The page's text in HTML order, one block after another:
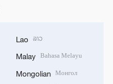
Lao ລາວ
Malay Bahasa Melayu
Mongolian Монгол